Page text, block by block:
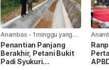
Anambas - 1 minggu yang
lalu
Penantian Panjang
Berakhir, Petani Bukit
Padi Syukuri
lalu